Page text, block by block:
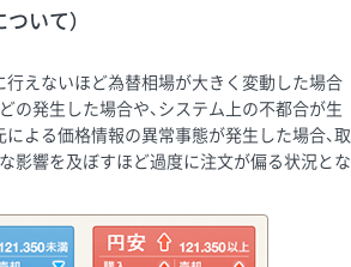
いて）
行えないほど為替相場が大きく変動した場合
の発生した場合や、システム上の不都合が生
による価格情報の異常事態が発生した場合、取
影響を及ぼすほど過度に注文が偏る状況とな